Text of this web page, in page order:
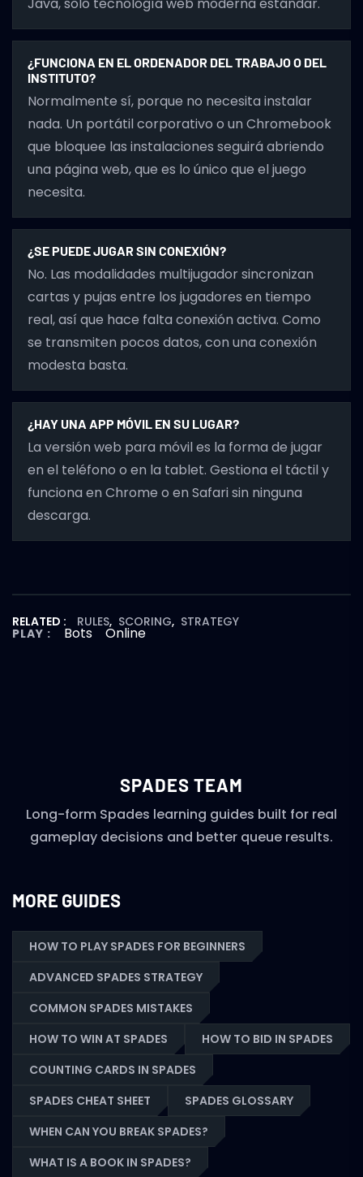
¿FUNCIONA EN EL ORDENADOR DEL TRABAJO O DEL
INSTITUTO?
Normalmente sí, porque no necesita instalar
nada. Un portátil corporativo o un Chromebook
que bloquee las instalaciones seguirá abriendo
una página web, que es lo único que el juego
necesita.
¿SE PUEDE JUGAR SIN CONEXIÓN?
No. Las modalidades multijugador sincronizan
cartas y pujas entre los jugadores en tiempo
real, así que hace falta conexión activa. Como
se transmiten pocos datos, con una conexión
modesta basta.
¿HAY UNA APP MÓVIL EN SU LUGAR?
La versión web para móvil es la forma de jugar
en el teléfono o en la tablet. Gestiona el táctil y
funciona en Chrome o en Safari sin ninguna
descarga.
RELATED : RULES, SCORING, STRATEGY
PLAY : Bots Online
SPADES TEAM
Long-form Spades learning guides built for real
gameplay decisions and better queue results.
MORE GUIDES
HOW TO PLAY SPADES FOR BEGINNERS
ADVANCED SPADES STRATEGY
COMMON SPADES MISTAKES
HOW TO WIN AT SPADES
HOW TO BID IN SPADES
COUNTING CARDS IN SPADES
SPADES CHEAT SHEET
SPADES GLOSSARY
WHEN CAN YOU BREAK SPADES?
WHAT IS A BOOK IN SPADES?